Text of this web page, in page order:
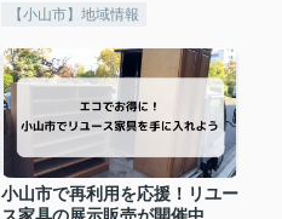
【小山市】地域情報
小山市で再利用を応援！リユー